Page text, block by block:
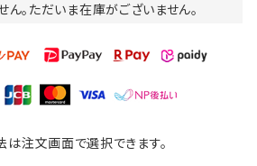
ん。ただいま在庫がございません。
は注文画面で選択できます。